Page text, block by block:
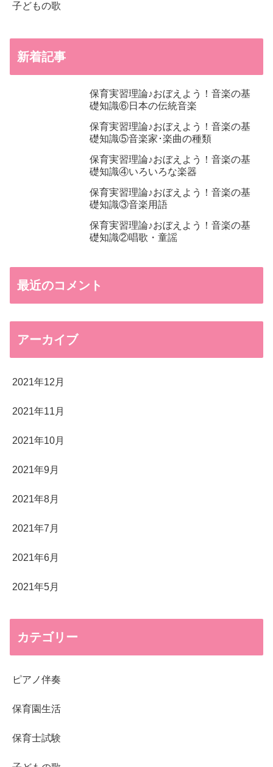
子どもの歌
新着記事
保育実習理論♪おぼえよう！音楽の基
礎知識⑥日本の伝統音楽
保育実習理論♪おぼえよう！音楽の基
礎知識⑤音楽家･楽曲の種類
保育実習理論♪おぼえよう！音楽の基
礎知識④いろいろな楽器
保育実習理論♪おぼえよう！音楽の基
礎知識③音楽用語
保育実習理論♪おぼえよう！音楽の基
礎知識②唱歌・童謡
最近のコメント
アーカイブ
2021年12月
2021年11月
2021年10月
2021年9月
2021年8月
2021年7月
2021年6月
2021年5月
カテゴリー
ピアノ伴奏
保育園生活
保育士試験